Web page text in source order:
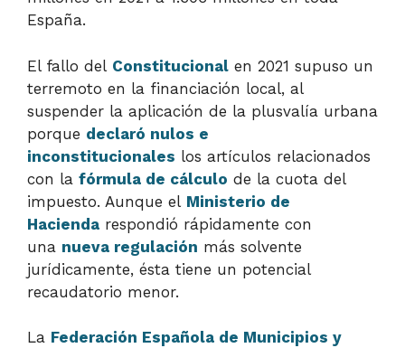
España.
El fallo del Constitucional en 2021 supuso un
terremoto en la financiación local, al
suspender la aplicación de la plusvalía urbana
porque declaró nulos e
inconstitucionales los artículos relacionados
con la fórmula de cálculo de la cuota del
impuesto. Aunque el Ministerio de
Hacienda respondió rápidamente con
una nueva regulación más solvente
jurídicamente, ésta tiene un potencial
recaudatorio menor.
La Federación Española de Municipios y